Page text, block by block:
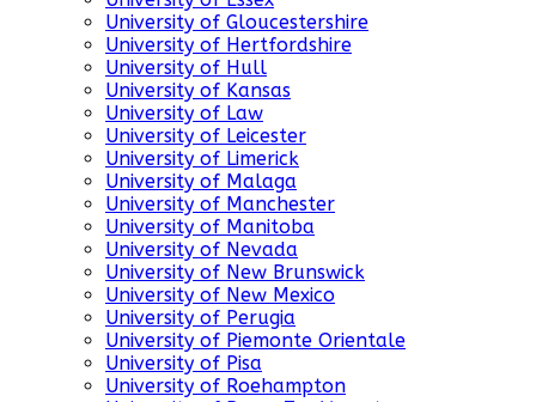
University of Gloucestershire
University of Hertfordshire
University of Hull
University of Kansas
University of Law
University of Leicester
University of Limerick
University of Malaga
University of Manchester
University of Manitoba
University of Nevada
University of New Brunswick
University of New Mexico
University of Perugia
University of Piemonte Orientale
University of Pisa
University of Roehampton